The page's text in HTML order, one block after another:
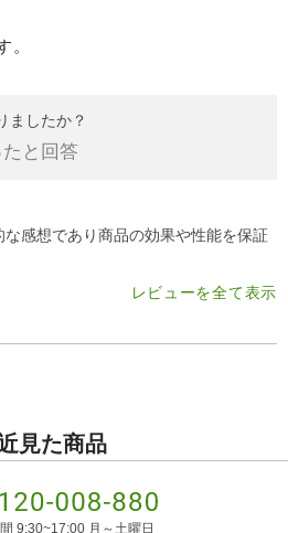
。
ましたか？
と回答
感想であり商品の効果や性能を保証
レビューを全て表示
見た商品
9:30~17:00 月～土曜日